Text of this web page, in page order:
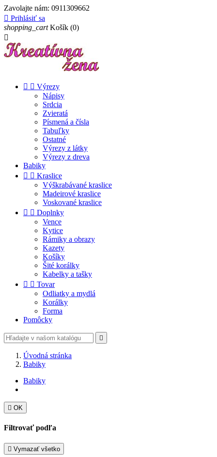
Zavolajte nám: 0911309662
 Prihlásiť sa
shopping_cart Košík (0)

  Výrezy
Nápisy
Srdcia
Zvieratá
Písmená a čísla
Tabuľky
Ostatné
Výrezy z látky
Výrezy z dreva
Babiky
  Kraslice
Výškrabávané kraslice
Madeirové kraslice
Voskované kraslice
  Doplnky
Vence
Kytice
Rámiky a obrazy
Kazety
Košíky
Šité korálky
Kabelky a tašky
  Tovar
Odliatky a mydlá
Korálky
Forma
Pomôcky

Úvodná stránka
Babiky
Babiky
 OK
Filtrovať podľa
 Vymazať všetko